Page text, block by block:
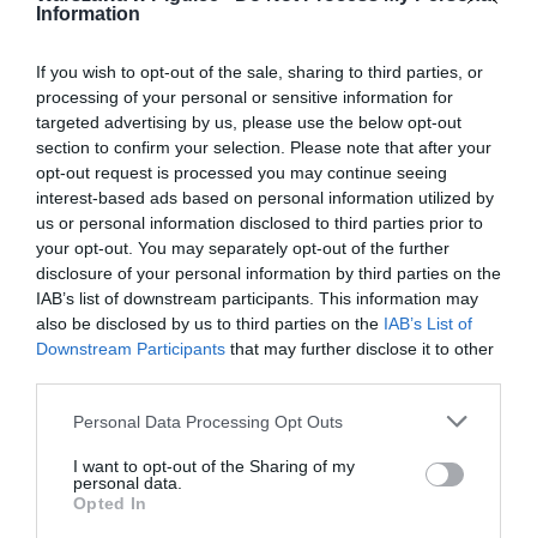
Information
If you wish to opt-out of the sale, sharing to third parties, or
processing of your personal or sensitive information for
targeted advertising by us, please use the below opt-out
section to confirm your selection. Please note that after your
opt-out request is processed you may continue seeing
interest-based ads based on personal information utilized by
us or personal information disclosed to third parties prior to
your opt-out. You may separately opt-out of the further
disclosure of your personal information by third parties on the
IAB’s list of downstream participants. This information may
also be disclosed by us to third parties on the IAB’s List of
Downstream Participants that may further disclose it to other
Personal Data Processing Opt Outs
I want to opt-out of the Sharing of my
personal data.
Opted In